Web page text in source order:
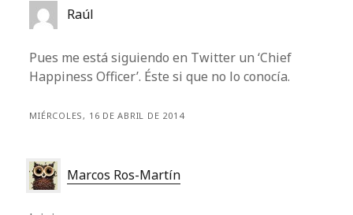
Raúl
Pues me está siguiendo en Twitter un ‘Chief
Happiness Officer’. Éste si que no lo conocía.
MIÉRCOLES, 16 DE ABRIL DE 2014
Marcos Ros-Martín